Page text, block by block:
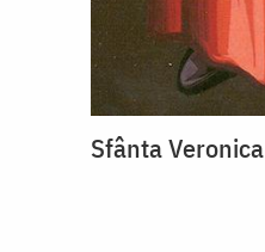
Sfânta Veronica